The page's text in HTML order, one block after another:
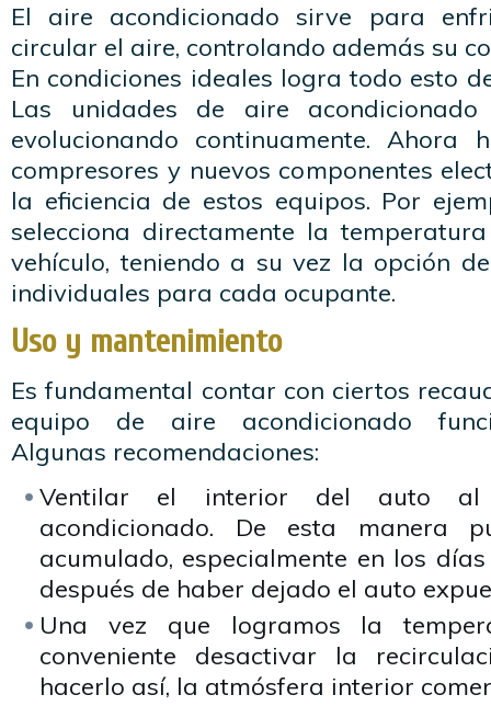
El aire acondicionado sirve para
circular el aire, controlando además su
En condiciones ideales logra todo esto
Las unidades de aire
evolucionando continuamente. Ahora
compresores y nuevos componentes
la eficiencia de estos equipos. Por
selecciona directamente la
vehículo, teniendo a su vez la opción
individuales para cada ocupante.
Uso y mantenimiento
Es fundamental contar con ciertos
equipo de aire acondicionado
Algunas recomendaciones:
Ventilar el interior del auto al
acondicionado. De esta manera
acumulado, especialmente en los
después de haber dejado el auto
Una vez que logramos la
conveniente desactivar la
hacerlo así, la atmósfera interior